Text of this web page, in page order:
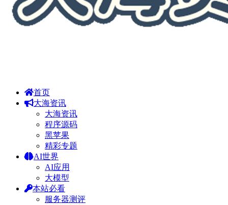
首页
大海资讯
大海资讯
程序源码
黑苹果
精彩专题
AI世界
AI应用
大模型
本站必看
服务器测评